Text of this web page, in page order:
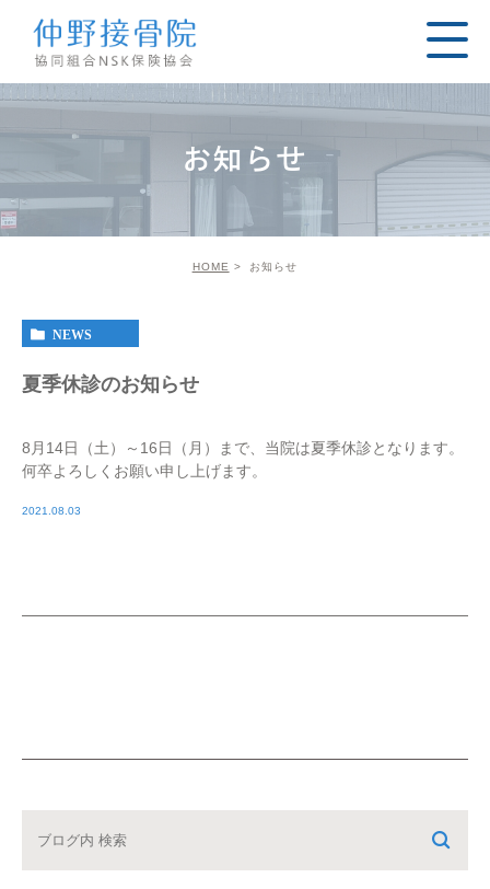
お知らせ
HOME お知らせ
NEWS
夏季休診のお知らせ
8月14日（土）～16日（月）まで、当院は夏季休診となります。
何卒よろしくお願い申し上げます。
2021.08.03